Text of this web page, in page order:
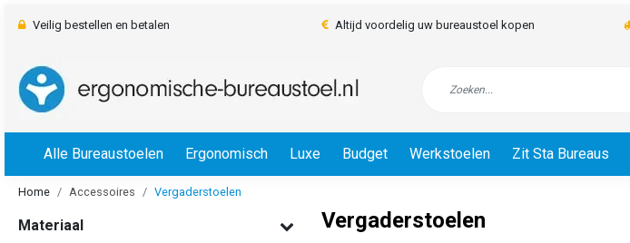
Veilig bestellen en betalen Altijd voordelig uw bureaustoel kopen
Alle Bureaustoelen Ergonomisch Luxe Budget Werkstoelen Zit Sta Bureaus
Home Accessoires Vergaderstoelen
Materiaal Vergaderstoelen